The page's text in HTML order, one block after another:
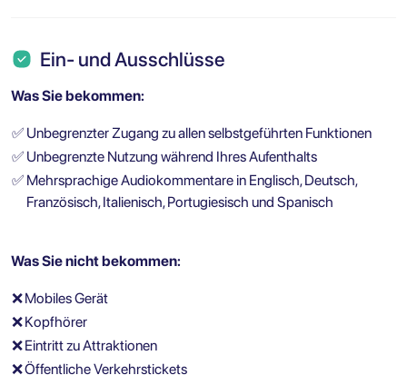
Ein- und Ausschlüsse
Was Sie bekommen:
✅ Unbegrenzter Zugang zu allen selbstgeführten Funktionen
✅ Unbegrenzte Nutzung während Ihres Aufenthalts
✅ Mehrsprachige Audiokommentare in Englisch, Deutsch,
Französisch, Italienisch, Portugiesisch und Spanisch
Was Sie nicht bekommen:
❌Mobiles Gerät
❌Kopfhörer
❌Eintritt zu Attraktionen
❌Öffentliche Verkehrstickets